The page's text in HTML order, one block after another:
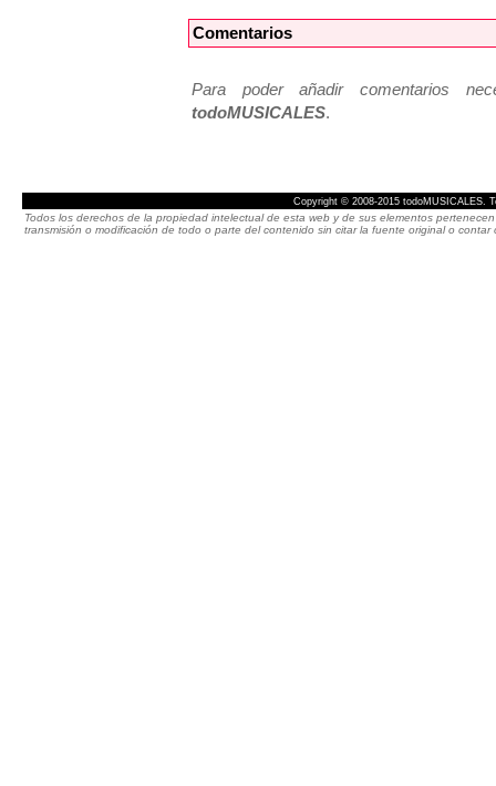
Comentarios
Para poder añadir comentarios
todoMUSICALES.
Copyright © 2008-2015 todoMUSICALES.
Todos los derechos de la propiedad intelectual de esta web y de sus elementos
transmisión o modificación de todo o parte del contenido sin citar la fuente original o